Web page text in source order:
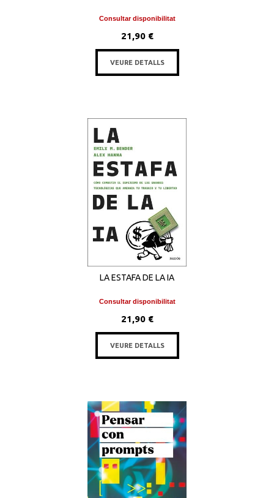
Consultar disponibilitat
21,90 €
VEURE DETALLS
LA ESTAFA DE LA IA
Consultar disponibilitat
21,90 €
VEURE DETALLS